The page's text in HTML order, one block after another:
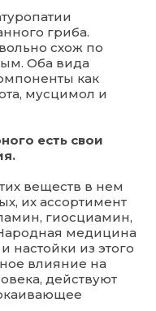
гриба.
схож по
Оба вида
как
мусцимол и
есть свои
веществ в нем
их ассортимент
гиосциамин,
медицина
настойки из этого
влияние на
действуют